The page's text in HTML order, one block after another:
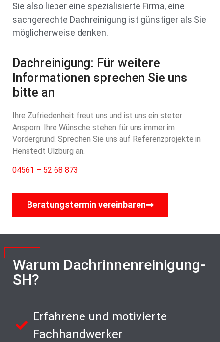
Sie also lieber eine spezialisierte Firma, eine
sachgerechte Dachreinigung ist günstiger als Sie
möglicherweise denken.
Dachreinigung: Für weitere
Informationen sprechen Sie uns
bitte an
Ihre Zufriedenheit freut uns und ist uns ein steter
Ansporn. Ihre Wünsche stehen für uns immer im
Vordergrund. Sprechen Sie uns auf Referenzprojekte in
Henstedt Ulzburg an.
04561 – 52 68 873
Beratungstermin vereinbaren
Warum Dachrinnenreinigung-
SH?
Erfahrene und motivierte
Fachhandwerker